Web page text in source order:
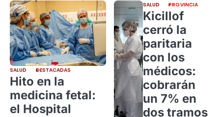
SALUD DESTACADAS
Hito en la
medicina fetal:
el Hospital
SALUD PROVINCIA
Kicillof
cerró la
paritaria
con los
médicos:
cobrarán
un 7% en
dos tramos